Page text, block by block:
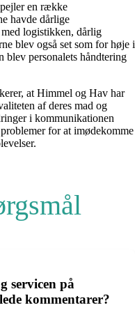
en række
havde dårlige
logistikken, dårlig
blev også set som for høje i
blev personalets håndtering
at Himmel og Hav har
af deres mad og
i kommunikationen
for at imødekomme
servicen på
kommentarer?